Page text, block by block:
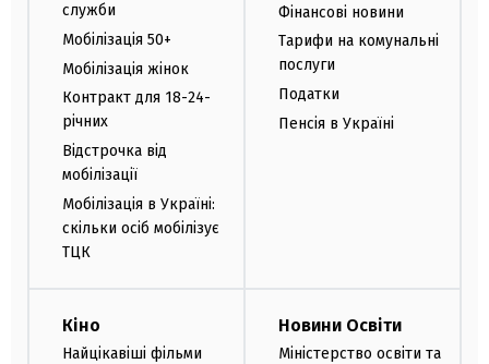
служби
Мобілізація 50+
Мобілізація жінок
Контракт для 18-24-
річних
Відстрочка від
мобілізації
Мобілізація в Україні:
скільки осіб мобілізує
ТЦК
Фінансові новини
Тарифи на комунальні
послуги
Податки
Пенсія в Україні
Кіно
Найцікавіші фільми
Новини Освіти
Міністерство освіти та